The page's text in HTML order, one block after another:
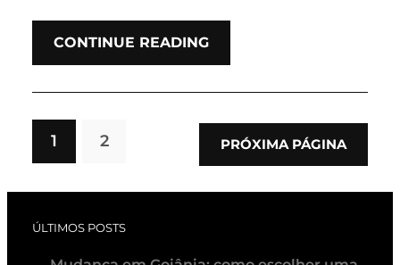
CONTINUE READING
1 2 PRÓXIMA PÁGINA
ÚLTIMOS POSTS